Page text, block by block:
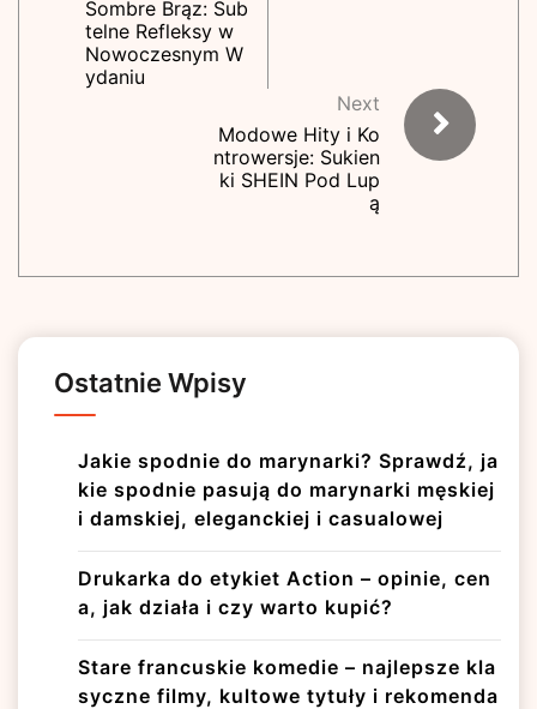
Sombre Brąz: Sub
telne Refleksy w
Nowoczesnym W
ydaniu
Next
Modowe Hity i Ko
ntrowersje: Sukien
ki SHEIN Pod Lup
ą
Ostatnie Wpisy
Jakie spodnie do marynarki? Sprawdź, ja
kie spodnie pasują do marynarki męskiej
i damskiej, eleganckiej i casualowej
Drukarka do etykiet Action – opinie, cen
a, jak działa i czy warto kupić?
Stare francuskie komedie – najlepsze kla
syczne filmy, kultowe tytuły i rekomenda